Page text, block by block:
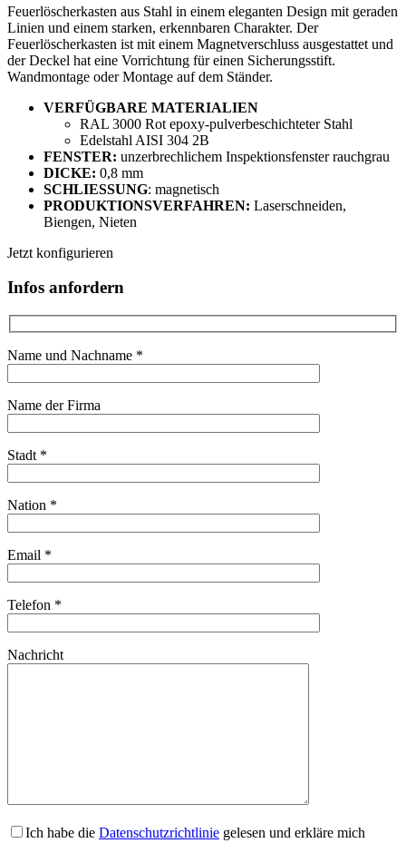
Feuerlöscherkasten aus Stahl in einem eleganten Design mit geraden
Linien und einem starken, erkennbaren Charakter. Der
Feuerlöscherkasten ist mit einem Magnetverschluss ausgestattet und
der Deckel hat eine Vorrichtung für einen Sicherungsstift.
Wandmontage oder Montage auf dem Ständer.
VERFÜGBARE MATERIALIEN
RAL 3000 Rot epoxy-pulverbeschichteter Stahl
Edelstahl AISI 304 2B
FENSTER: unzerbrechlichem Inspektionsfenster rauchgrau
DICKE: 0,8 mm
SCHLIESSUNG: magnetisch
PRODUKTIONSVERFAHREN: Laserschneiden,
Biengen, Nieten
Jetzt konfigurieren
Infos anfordern
Name und Nachname *
Name der Firma
Stadt *
Nation *
Email *
Telefon *
Nachricht
Ich habe die Datenschutzrichtlinie gelesen und erkläre mich